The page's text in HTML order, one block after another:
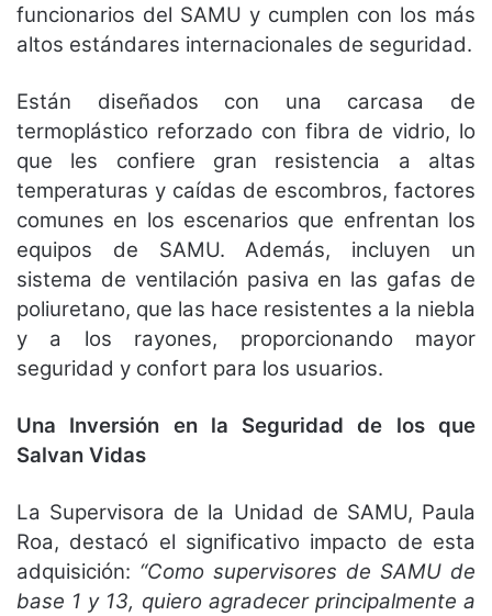
funcionarios del SAMU y cumplen con los más
altos estándares internacionales de seguridad.
Están diseñados con una carcasa de
termoplástico reforzado con fibra de vidrio, lo
que les confiere gran resistencia a altas
temperaturas y caídas de escombros, factores
comunes en los escenarios que enfrentan los
equipos de SAMU. Además, incluyen un
sistema de ventilación pasiva en las gafas de
poliuretano, que las hace resistentes a la niebla
y a los rayones, proporcionando mayor
seguridad y confort para los usuarios.
Una Inversión en la Seguridad de los que
Salvan Vidas
La Supervisora de la Unidad de SAMU, Paula
Roa, destacó el significativo impacto de esta
adquisición: “Como supervisores de SAMU de
base 1 y 13, quiero agradecer principalmente a